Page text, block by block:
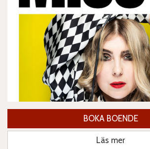
BOKA BOENDE
Läs mer